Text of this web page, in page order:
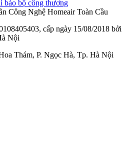
Công Nghệ Homeair Toàn Cầu
cấp ngày 15/08/2018 bởi
Nội
Thám, P. Ngọc Hà, Tp. Hà Nội